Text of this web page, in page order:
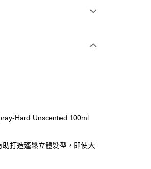
Hard Unscented 100ml
打造蓬鬆立體髮型，即使大